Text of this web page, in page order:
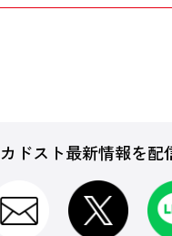
カドスト最新情報を配